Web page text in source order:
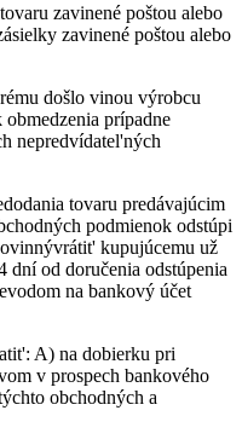
zavinené poštou alebo
zavinené poštou alebo
došlo vinou výrobcu
prípadne
nepredvídatel'ných
tovaru predávajúcim
podmienok odstúpi
kupujúcemu už
dní od doručenia odstúpenia
na bankový účet
A) na dobierku pri
v prospech bankového
obchodných a